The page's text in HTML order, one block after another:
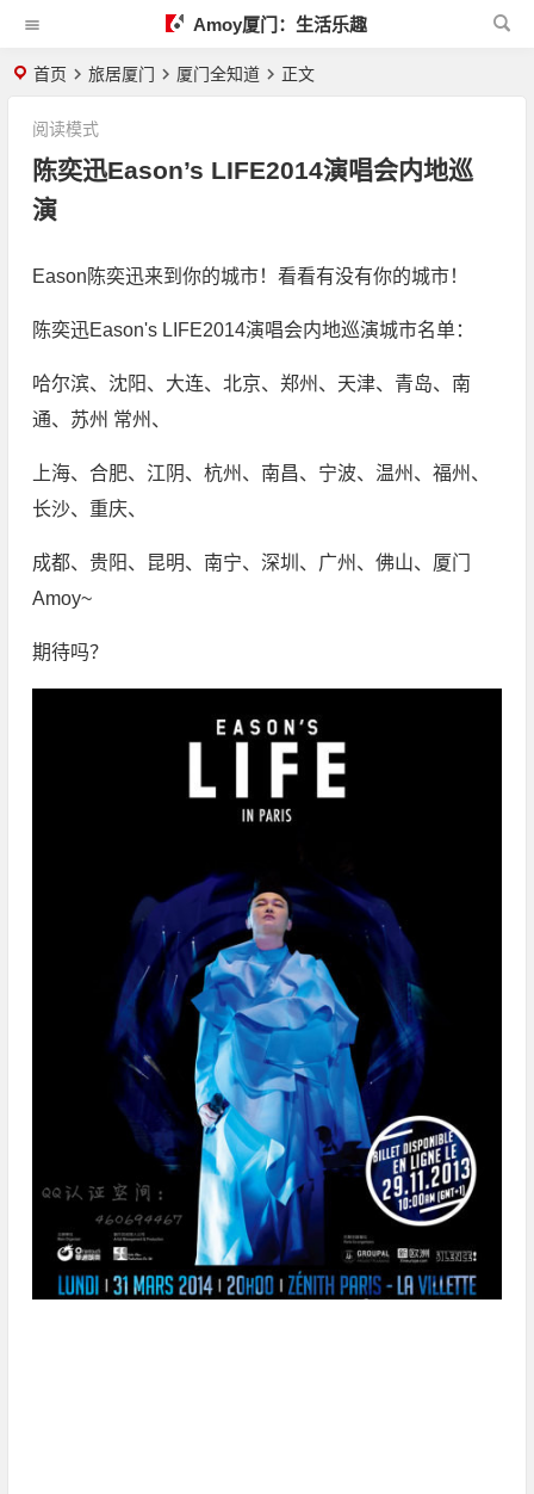
Amoy厦门：生活乐趣
首页 旅居厦门 厦门全知道 正文
陈奕迅Eason’s LIFE2014演唱会内地巡
演
阅读模式
Eason陈奕迅来到你的城市！看看有没有你的城市！
陈奕迅Eason's LIFE2014演唱会内地巡演城市名单：
哈尔滨、沈阳、大连、北京、郑州、天津、青岛、南
通、苏州 常州、
上海、合肥、江阴、杭州、南昌、宁波、温州、福州、
长沙、重庆、
成都、贵阳、昆明、南宁、深圳、广州、佛山、厦门
Amoy~
期待吗？